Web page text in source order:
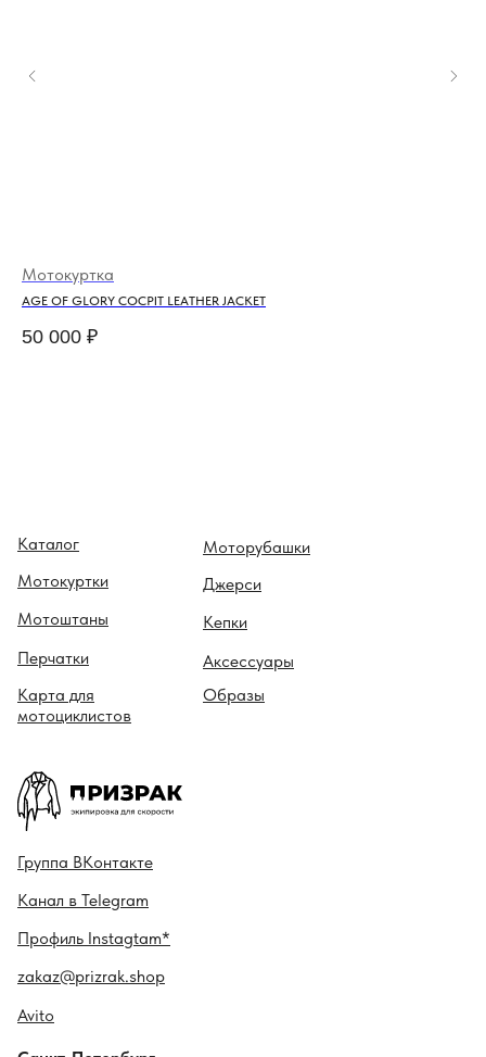
AGE OF GLORY COCPIT LEATHER JACKET
Мотокуртка
50 000 ₽
Каталог
Мотокуртки
Мотоштаны
Перчатки
Карта для
мотоциклистов
Моторубашки
Образы
Джерси
Кепки
Аксессуары
Канал в Telegram
Профиль Instagtam*
Гру ппа ВКонтакте
zakaz@prizrak.shop
Avito